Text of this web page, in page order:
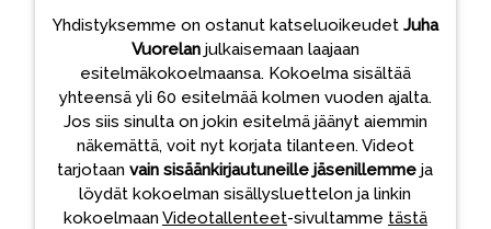
Yhdistyksemme on ostanut katseluoikeudet Juha
Vuorelanjulkaisemaan laajaan
esitelmäkokoelmaansa. Kokoelma sisältää
yhteensä yli 60 esitelmää kolmen vuoden ajalta.
Jos siis sinulta on jokin esitelmä jäänyt aiemmin
näkemättä, voit nyt korjata tilanteen. Videot
tarjotaanvain sisäänkirjautuneille jäsenillemme ja
löydät kokoelman sisällysluettelon ja linkin
kokoelmaan Videotallenteet-sivultamme tästä